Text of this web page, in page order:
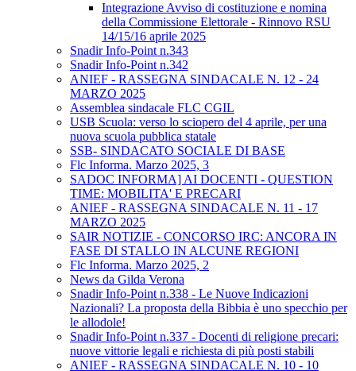
Integrazione Avviso di costituzione e nomina
della Commissione Elettorale - Rinnovo RSU
14/15/16 aprile 2025
Snadir Info-Point n.343
Snadir Info-Point n.342
ANIEF - RASSEGNA SINDACALE N. 12 - 24
MARZO 2025
Assemblea sindacale FLC CGIL
USB Scuola: verso lo sciopero del 4 aprile, per una
nuova scuola pubblica statale
SSB- SINDACATO SOCIALE DI BASE
Flc Informa. Marzo 2025, 3
SADOC INFORMA] AI DOCENTI - QUESTION
TIME: MOBILITA' E PRECARI
ANIEF - RASSEGNA SINDACALE N. 11 - 17
MARZO 2025
SAIR NOTIZIE - CONCORSO IRC: ANCORA IN
FASE DI STALLO IN ALCUNE REGIONI
Flc Informa. Marzo 2025, 2
News da Gilda Verona
Snadir Info-Point n.338 - Le Nuove Indicazioni
Nazionali? La proposta della Bibbia è uno specchio per
le allodole!
Snadir Info-Point n.337 - Docenti di religione precari:
nuove vittorie legali e richiesta di più posti stabili
ANIEF - RASSEGNA SINDACALE N. 10 - 10